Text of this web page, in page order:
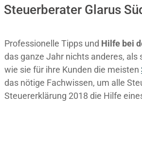
Steuerberater Glarus
Professionelle Tipps und Hilfe bei
das ganze Jahr nichts anderes,
wie sie für ihre Kunden die meisten
das nötige Fachwissen, um alle
Steuererklärung 2018 die Hilfe